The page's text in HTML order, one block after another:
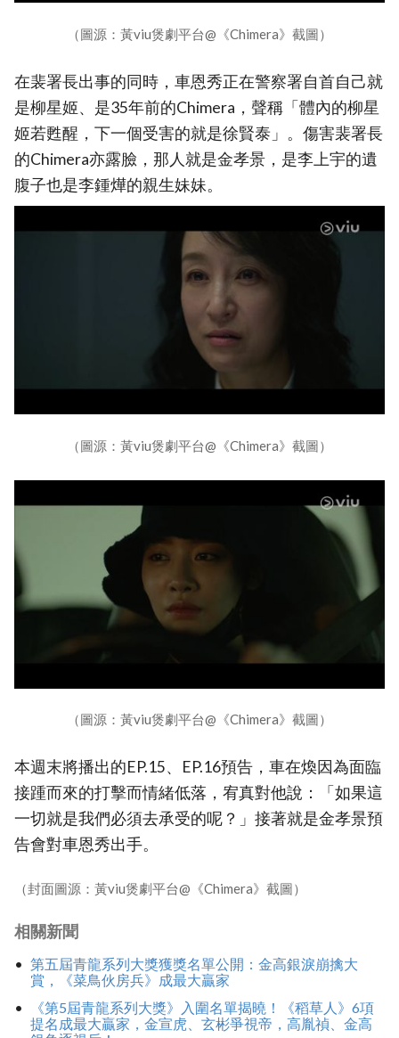
（圖源：黃viu煲劇平台@《Chimera》截圖）
在裴署長出事的同時，車恩秀正在警察署自首自己就
是柳星姬、是35年前的Chimera，聲稱「體內的柳星
姬若甦醒，下一個受害的就是徐賢泰」。傷害裴署長
的Chimera亦露臉，那人就是金孝景，是李上宇的遺
腹子也是李鍾燁的親生妹妹。
（圖源：黃viu煲劇平台@《Chimera》截圖）
（圖源：黃viu煲劇平台@《Chimera》截圖）
本週末將播出的EP.15、EP.16預告，車在煥因為面臨
接踵而來的打擊而情緒低落，宥真對他說：「如果這
一切就是我們必須去承受的呢？」接著就是金孝景預
告會對車恩秀出手。
（封面圖源：黃viu煲劇平台@《Chimera》截圖）
相關新聞
第五屆青龍系列大獎獲獎名單公開：金高銀淚崩擒大
賞，《菜鳥伙房兵》成最大贏家
《第5屆青龍系列大獎》入圍名單揭曉！《稻草人》6項
提名成最大贏家，金宣虎、玄彬爭視帝，高胤禎、金高